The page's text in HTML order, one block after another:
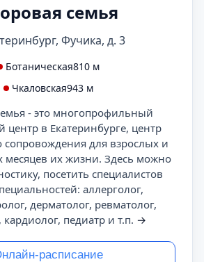
семья
Фучика, д. 3
Ботаническая810 м
Чкаловская943 м
- это многопрофильный
центр в Екатеринбурге, центр
сопровождения для взрослых и
месяцев их жизни. Здесь можно
посетить специалистов
аллерголог,
дерматолог, ревматолог,
кардиолог, педиатр и т.п. →
расписание